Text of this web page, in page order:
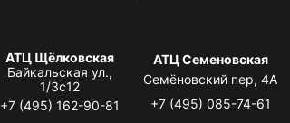
АТЦ Щёлковская
Байкальская ул.,
1/3с12
+7 (495) 162-90-81
АТЦ Семеновская
Семёновский пер, 4А
+7 (495) 085-74-61